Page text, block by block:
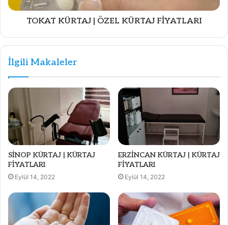
TOKAT KÜRTAJ | ÖZEL KÜRTAJ FİYATLARI
İlgili Makaleler
SİNOP KÜRTAJ | KÜRTAJ
FİYATLARI
Eylül 14, 2022
ERZİNCAN KÜRTAJ | KÜRTAJ
FİYATLARI
Eylül 14, 2022